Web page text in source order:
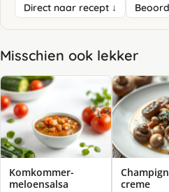
Direct naar recept ↓
Misschien ook lekker
Komkommer-
meloensalsa
creme